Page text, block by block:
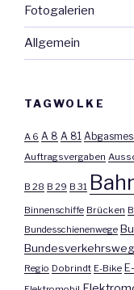
Fotogalerien
Allgemein
TAGWOLKE
A 6 A 8 A 81
Auftragsvergaben
B 28 B 29 B 31
Binnenschiffe Brücken
Bundesschienenwege
Regio Dobrindt E-Bike